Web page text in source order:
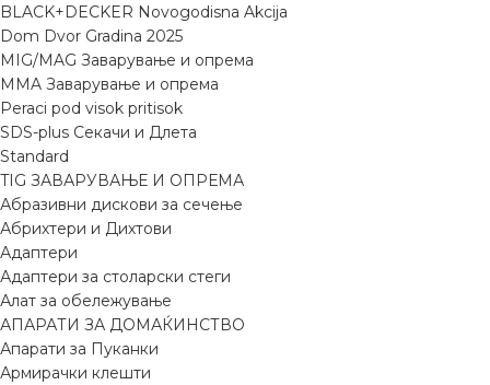
BLACK+DECKER Novogodisna Akcija
Dom Dvor Gradina 2025
MIG/MAG Заварување и опрема
MMA Заварување и опрема
Peraci pod visok pritisok
SDS-plus Секачи и Длета
Standard
TIG ЗАВАРУВАЊЕ И ОПРЕМА
Абразивни дискови за сечење
Абрихтери и Дихтови
Адаптери
Адаптери за столарски стеги
Алат за обележување
АПАРАТИ ЗА ДОМАЌИНСТВО
Апарати за Пуканки
Армирачки клешти